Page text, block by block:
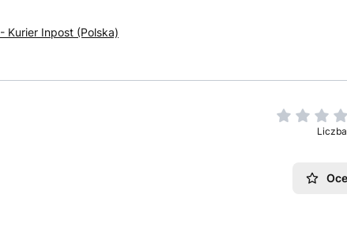
- Kurier Inpost (Polska)